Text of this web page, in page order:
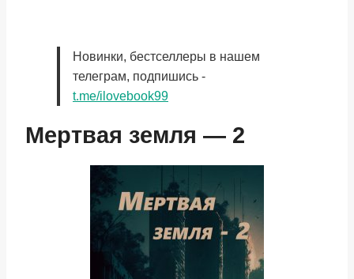
Новинки, бестселлеры в нашем
телеграм, подпишись -
t.me/ilovebook99
Мертвая земля — 2